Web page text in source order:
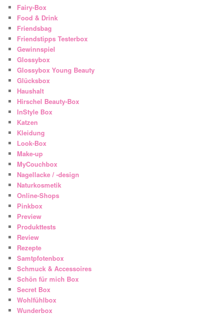
Fairy-Box
Food & Drink
Friendsbag
Friendstipps Testerbox
Gewinnspiel
Glossybox
Glossybox Young Beauty
Glücksbox
Haushalt
Hirschel Beauty-Box
InStyle Box
Katzen
Kleidung
Look-Box
Make-up
MyCouchbox
Nagellacke / -design
Naturkosmetik
Online-Shops
Pinkbox
Preview
Produkttests
Review
Rezepte
Samtpfotenbox
Schmuck & Accessoires
Schön für mich Box
Secret Box
Wohlfühlbox
Wunderbox